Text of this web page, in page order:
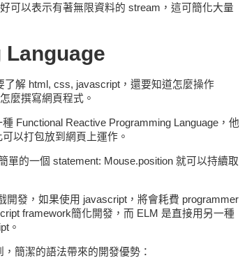
可以表示有著無限資料的 stream，這可簡化大量
Language
解 html, css, javascript，還要知道怎麼操作
麼撰寫網頁程式。
Functional Reactive Programming Language，他
以打包放到網頁上運作。
簡單的一個 statement: Mouse.position 就可以持續取
開發，如果使用 javascript，將會耗費 programmer
framework簡化開發，而 ELM 是直接用另一種
。
簡潔的語法帶來的開發優勢：